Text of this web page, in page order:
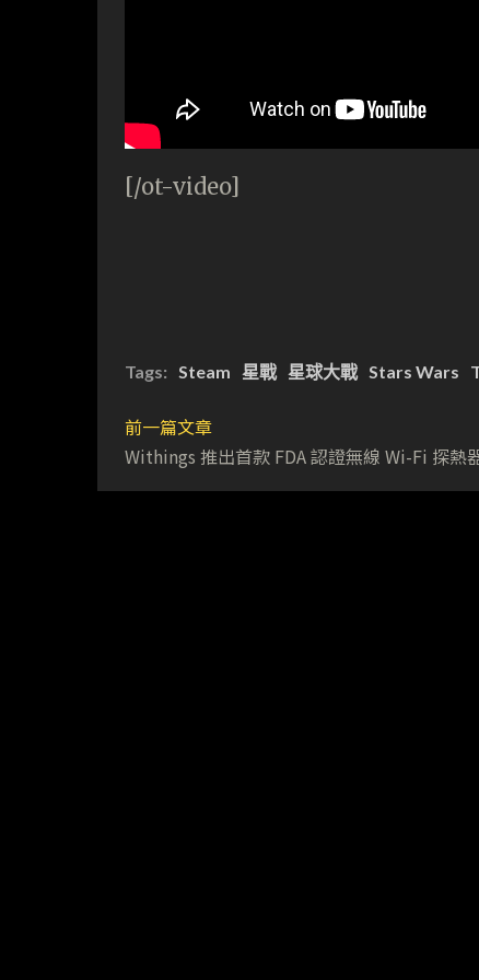
[/ot-video]
Tags: Steam 星戰 星球大戰 Stars Wars
前一篇文章
Withings 推出首款 FDA 認證無線 Wi-Fi 探熱